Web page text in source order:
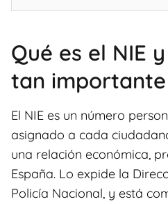
Qué es el NIE
tan importante
El NIE es un número
asignado a cada
una relación económica,
España. Lo expide la
Policía Nacional, y está